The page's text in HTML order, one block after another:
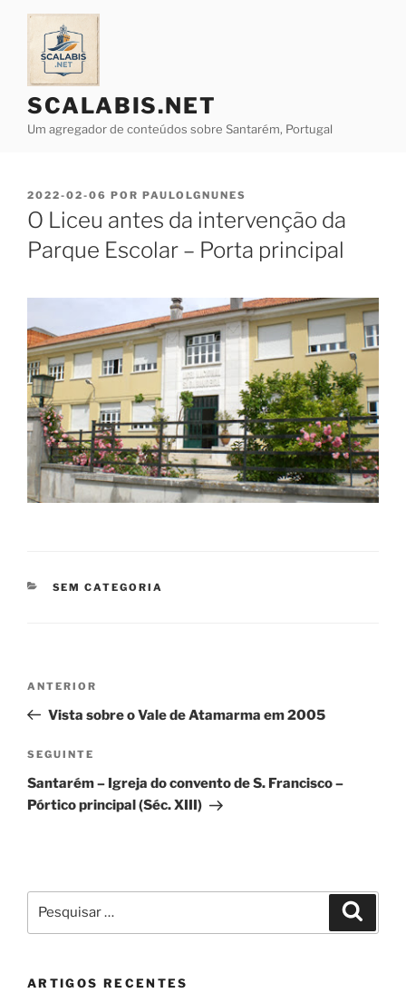
Saltar
conteúdo
SCALABIS.NET
Um agregador de conteúdos sobre Santarém, Portugal
PUBLICADO
EM
2022-02-06 POR PAULOLGNUNES
O Liceu antes da intervenção da
Parque Escolar – Porta principal
CATEGORIAS
SEM CATEGORIA
artigos
Conteúdo
anterior
ANTERIOR
Vista sobre o Vale de Atamarma em 2005
Conteúdo
seguinte
SEGUINTE
Santarém – Igreja do convento de S. Francisco –
Pórtico principal (Séc. XIII)
por:
ARTIGOS RECENTES